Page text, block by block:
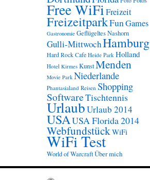
Free WiFiFreizeit
FreizeitparkFunGames
Gastronomie Geflügeltes Nashorn
Gulli-MittwochHamburg
Hard Rock Cafe Heide Park Holland
Hotel Kirmes KunstMenden
Movie Park Niederlande
Phantasialand Reisen Shopping
SoftwareTischtennis
UrlaubUrlaub 2014
USAUSA Florida 2014
WebfundstückWiFi
WiFi Test
World of WarcraftÜber mich